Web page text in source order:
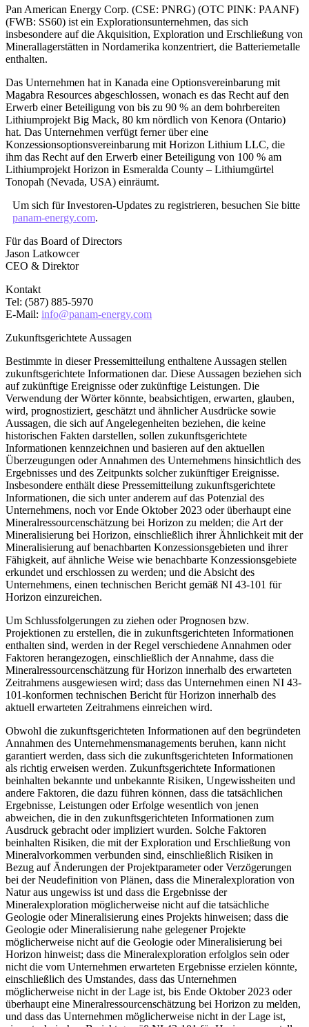
Pan American Energy Corp. (CSE: PNRG) (OTC PINK: PAANF)
(FWB: SS60) ist ein Explorationsunternehmen, das sich
insbesondere auf die Akquisition, Exploration und Erschließung von
Minerallagerstätten in Nordamerika konzentriert, die Batteriemetalle
enthalten.
Das Unternehmen hat in Kanada eine Optionsvereinbarung mit
Magabra Resources abgeschlossen, wonach es das Recht auf den
Erwerb einer Beteiligung von bis zu 90 % an dem bohrbereiten
Lithiumprojekt Big Mack, 80 km nördlich von Kenora (Ontario)
hat. Das Unternehmen verfügt ferner über eine
Konzessionsoptionsvereinbarung mit Horizon Lithium LLC, die
ihm das Recht auf den Erwerb einer Beteiligung von 100 % am
Lithiumprojekt Horizon in Esmeralda County – Lithiumgürtel
Tonopah (Nevada, USA) einräumt.
Um sich für Investoren-Updates zu registrieren, besuchen Sie bitte
panam-energy.com.
Für das Board of Directors
Jason Latkowcer
CEO & Direktor
Kontakt
Tel: (587) 885-5970
E-Mail: info@panam-energy.com
Zukunftsgerichtete Aussagen
Bestimmte in dieser Pressemitteilung enthaltene Aussagen stellen
zukunftsgerichtete Informationen dar. Diese Aussagen beziehen sich
auf zukünftige Ereignisse oder zukünftige Leistungen. Die
Verwendung der Wörter könnte, beabsichtigen, erwarten, glauben,
wird, prognostiziert, geschätzt und ähnlicher Ausdrücke sowie
Aussagen, die sich auf Angelegenheiten beziehen, die keine
historischen Fakten darstellen, sollen zukunftsgerichtete
Informationen kennzeichnen und basieren auf den aktuellen
Überzeugungen oder Annahmen des Unternehmens hinsichtlich des
Ergebnisses und des Zeitpunkts solcher zukünftiger Ereignisse.
Insbesondere enthält diese Pressemitteilung zukunftsgerichtete
Informationen, die sich unter anderem auf das Potenzial des
Unternehmens, noch vor Ende Oktober 2023 oder überhaupt eine
Mineralressourcenschätzung bei Horizon zu melden; die Art der
Mineralisierung bei Horizon, einschließlich ihrer Ähnlichkeit mit der
Mineralisierung auf benachbarten Konzessionsgebieten und ihrer
Fähigkeit, auf ähnliche Weise wie benachbarte Konzessionsgebiete
erkundet und erschlossen zu werden; und die Absicht des
Unternehmens, einen technischen Bericht gemäß NI 43-101 für
Horizon einzureichen.
Um Schlussfolgerungen zu ziehen oder Prognosen bzw.
Projektionen zu erstellen, die in zukunftsgerichteten Informationen
enthalten sind, werden in der Regel verschiedene Annahmen oder
Faktoren herangezogen, einschließlich der Annahme, dass die
Mineralressourcenschätzung für Horizon innerhalb des erwarteten
Zeitrahmens ausgewiesen wird; dass das Unternehmen einen NI 43-
101-konformen technischen Bericht für Horizon innerhalb des
aktuell erwarteten Zeitrahmens einreichen wird.
Obwohl die zukunftsgerichteten Informationen auf den begründeten
Annahmen des Unternehmensmanagements beruhen, kann nicht
garantiert werden, dass sich die zukunftsgerichteten Informationen
als richtig erweisen werden. Zukunftsgerichtete Informationen
beinhalten bekannte und unbekannte Risiken, Ungewissheiten und
andere Faktoren, die dazu führen können, dass die tatsächlichen
Ergebnisse, Leistungen oder Erfolge wesentlich von jenen
abweichen, die in den zukunftsgerichteten Informationen zum
Ausdruck gebracht oder impliziert wurden. Solche Faktoren
beinhalten Risiken, die mit der Exploration und Erschließung von
Mineralvorkommen verbunden sind, einschließlich Risiken in
Bezug auf Änderungen der Projektparameter oder Verzögerungen
bei der Neudefinition von Plänen, dass die Mineralexploration von
Natur aus ungewiss ist und dass die Ergebnisse der
Mineralexploration möglicherweise nicht auf die tatsächliche
Geologie oder Mineralisierung eines Projekts hinweisen; dass die
Geologie oder Mineralisierung nahe gelegener Projekte
möglicherweise nicht auf die Geologie oder Mineralisierung bei
Horizon hinweist; dass die Mineralexploration erfolglos sein oder
nicht die vom Unternehmen erwarteten Ergebnisse erzielen könnte,
einschließlich des Umstandes, dass das Unternehmen
möglicherweise nicht in der Lage ist, bis Ende Oktober 2023 oder
überhaupt eine Mineralressourcenschätzung bei Horizon zu melden,
und dass das Unternehmen möglicherweise nicht in der Lage ist,